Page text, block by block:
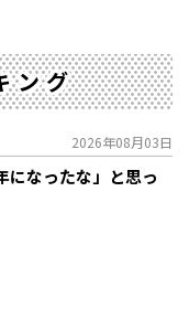
ング
2026年08月03日
になったな」と思っ